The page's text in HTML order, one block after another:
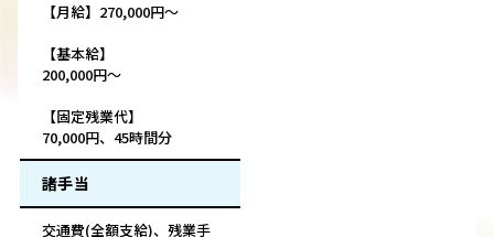
【月給】270,000円～
【基本給】
200,000円～
【固定残業代】
70,000円、45時間分
諸手当
交通費(全額支給)、残業手